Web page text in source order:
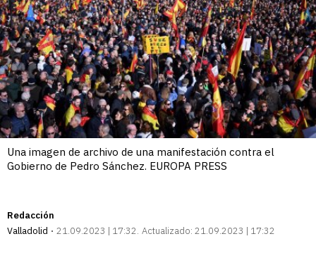
Una imagen de archivo de una manifestación contra el
Gobierno de Pedro Sánchez. EUROPA PRESS
Redacción
Valladolid
21.09.2023 | 17:32 Actualizado: 21.09.2023 | 17:32